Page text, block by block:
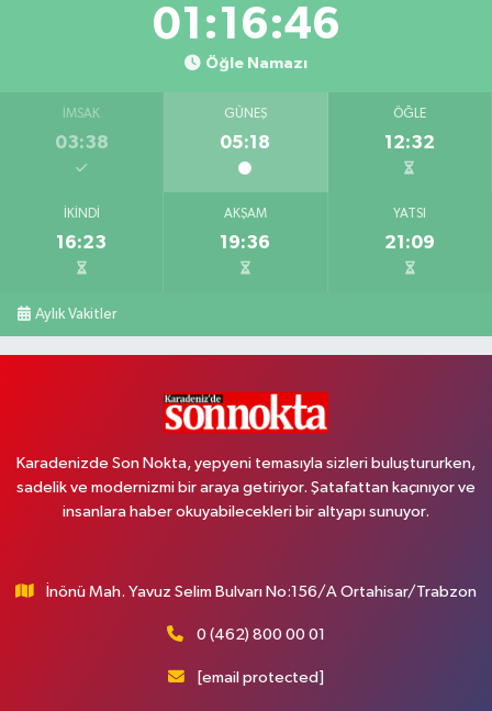
01:16:45
Öğle Namazı
İMSAK
03:38
GÜNEŞ
05:18
ÖĞLE
12:32
İKINDI
16:23
AKŞAM
19:36
YATSI
21:09
Aylık Vakitler
Karadenizde Son Nokta, yepyeni temasıyla sizleri buluştururken,
sadelik ve modernizmi bir araya getiriyor. Şatafattan kaçınıyor ve
insanlara haber okuyabilecekleri bir altyapı sunuyor.
İnönü Mah. Yavuz Selim Bulvarı No:156/A Ortahisar/Trabzon
0 (462) 800 00 01
[email protected]